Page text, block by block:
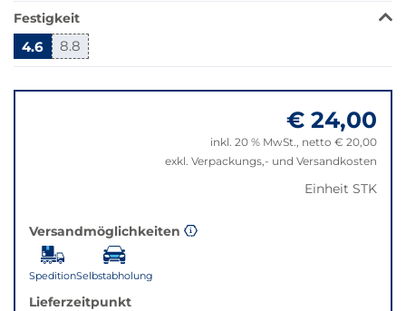
verfügbar.
Bei
Klick
wechselt
der
gewünschten
Variante.
Festigkeit
4.6 8.8
zu
€ 24,00
inkl. 20 % MwSt., netto € 20,00
exkl. Verpackungs,- und Versandkosten
Einheit STK
Versandmöglichkeiten
SpeditionSelbstabholung
Lieferzeitpunkt